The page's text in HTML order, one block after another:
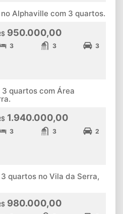
Alphaville com 3 quartos.
950.000,00
3 3 3
quartos com Área
1.940.000,00
3 3 2
quartos no Vila da Serra,
980.000,00